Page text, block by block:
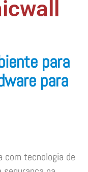
para
para
com tecnologia de